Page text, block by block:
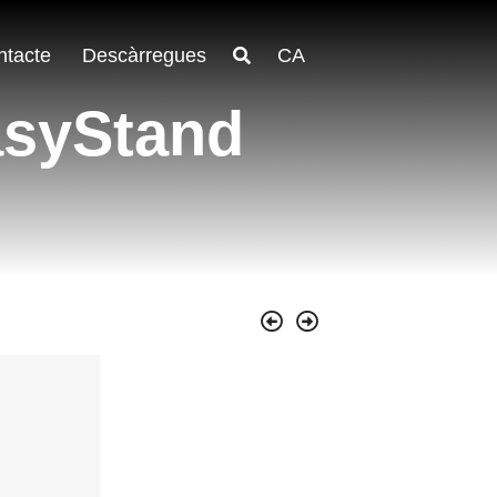
Descàrregues CA